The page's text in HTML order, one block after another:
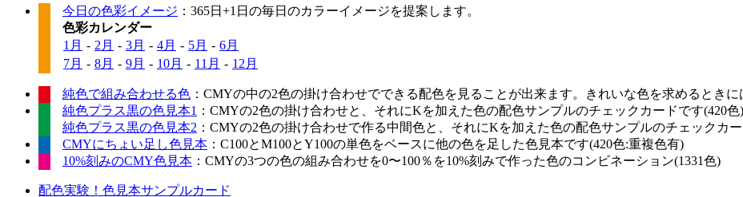
今日の色彩イメージ ：365日+1日の毎日のカラーイメージを提案します。
色彩カレンダー
1月 - 2月 - 3月 - 4月 - 5月 - 6月
7月 - 8月 - 9月 - 10月 - 11月 - 12月
純色で組み合わせる色 ：CMYの中の2色の掛け合わせでできる配色を見ることが出来ます。きれいな色を求めるときに
純色プラス黒の色見本1 ：CMYの2色の掛け合わせと、それにKを加えた色の配色サンプルのチェックカードです(420色)
純色プラス黒の色見本2 ：CMYの2色の掛け合わせで作る中間色と、それにKを加えた色の配色サンプルのチェックカ
CMYにちょい足し色見本 ：C100とM100とY100の単色をベースに他の色を足した色見本です(420色:重複色有)
10%刻みのCMY色見本 ：CMYの3つの色の組み合わせを0〜100％を10%刻みで作った色のコンビネーション(1331色)
配色実験！色見本サンプルカード